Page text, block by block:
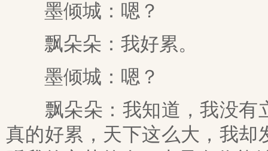
墨倾城：嗯？
飘朵朵：我好累。
墨倾城：嗯？
飘朵朵：我知道，我没有
真的好累，天下这么大，我